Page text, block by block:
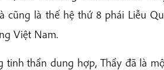
cũng là thế hệ thứ 8 phái Liễu
Việt Nam.
tinh thần dung hợp, Thầy đã là